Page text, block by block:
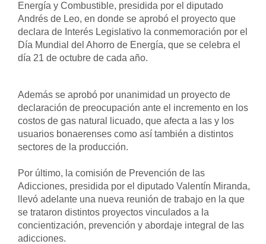
Energía y Combustible, presidida por el diputado
Andrés de Leo, en donde se aprobó el proyecto que
declara de Interés Legislativo la conmemoración por el
Día Mundial del Ahorro de Energía, que se celebra el
día 21 de octubre de cada año.
Además se aprobó por unanimidad un proyecto de
declaración de preocupación ante el incremento en los
costos de gas natural licuado, que afecta a las y los
usuarios bonaerenses como así también a distintos
sectores de la producción.
Por último, la comisión de Prevención de las
Adicciones, presidida por el diputado Valentín Miranda,
llevó adelante una nueva reunión de trabajo en la que
se trataron distintos proyectos vinculados a la
concientización, prevención y abordaje integral de las
adicciones.